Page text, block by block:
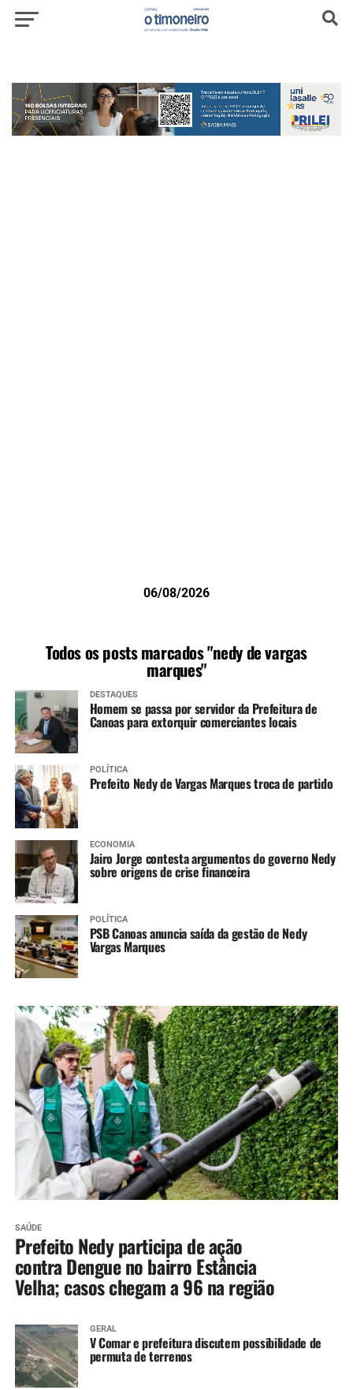
06/08/2026
Todos os posts marcados "nedy de vargas
marques"
DESTAQUES
Homem se passa por servidor da Prefeitura de
Canoas para extorquir comerciantes locais
POLÍTICA
Prefeito Nedy de Vargas Marques troca de partido
ECONOMIA
Jairo Jorge contesta argumentos do governo Nedy
sobre origens de crise financeira
POLÍTICA
PSB Canoas anuncia saída da gestão de Nedy
Vargas Marques
SAÚDE
Prefeito Nedy participa de ação
contra Dengue no bairro Estância
Velha; casos chegam a 96 na região
GERAL
V Comar e prefeitura discutem possibilidade de
permuta de terrenos